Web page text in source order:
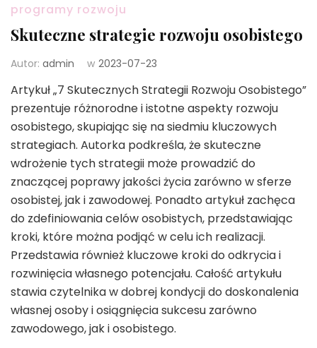
programy rozwoju
Skuteczne strategie rozwoju osobistego
Autor: admin w 2023-07-23
Artykuł „7 Skutecznych Strategii Rozwoju Osobistego”
prezentuje różnorodne i istotne aspekty rozwoju
osobistego, skupiając się na siedmiu kluczowych
strategiach. Autorka podkreśla, że skuteczne
wdrożenie tych strategii może prowadzić do
znaczącej poprawy jakości życia zarówno w sferze
osobistej, jak i zawodowej. Ponadto artykuł zachęca
do zdefiniowania celów osobistych, przedstawiając
kroki, które można podjąć w celu ich realizacji.
Przedstawia również kluczowe kroki do odkrycia i
rozwinięcia własnego potencjału. Całość artykułu
stawia czytelnika w dobrej kondycji do doskonalenia
własnej osoby i osiągnięcia sukcesu zarówno
zawodowego, jak i osobistego.